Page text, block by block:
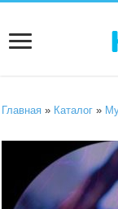
Главная » Каталог »